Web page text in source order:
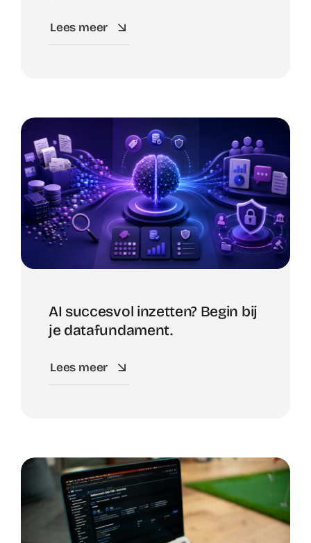
Lees meer
AI succesvol inzetten? Begin bij
je datafundament.
Lees meer